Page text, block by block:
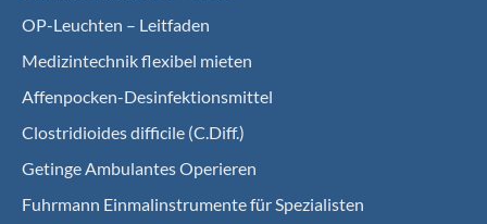
OP-Leuchten – Leitfaden
Medizintechnik flexibel mieten
Affenpocken-Desinfektionsmittel
Clostridioides difficile (C.Diff.)
Getinge Ambulantes Operieren
Fuhrmann Einmalinstrumente für Spezialisten